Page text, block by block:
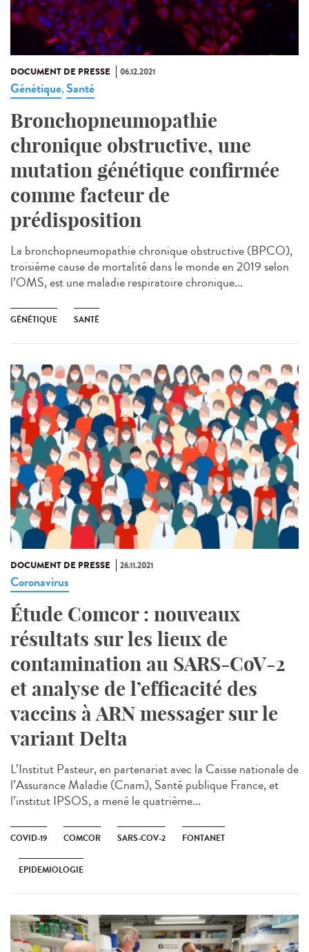
DOCUMENT DE PRESSE 06.12.2021
Génétique,Santé
Bronchopneumopathie
chronique obstructive, une
mutation génétique confirmée
comme facteur de
prédisposition
La bronchopneumopathie chronique obstructive (BPCO),
troisième cause de mortalité dans le monde en 2019 selon
l’OMS, est une maladie respiratoire chronique...
GÉNÉTIQUE SANTÉ
DOCUMENT DE PRESSE 26.11.2021
Coronavirus
Étude Comcor : nouveaux
résultats sur les lieux de
contamination au SARS-CoV-2
et analyse de l’efficacité des
vaccins à ARN messager sur le
variant Delta
L’Institut Pasteur, en partenariat avec la Caisse nationale de
l’Assurance Maladie (Cnam), Santé publique France, et
l’institut IPSOS, a mené le quatrième...
COVID-19 COMCOR SARS-COV-2 FONTANET
EPIDEMIOLOGIE